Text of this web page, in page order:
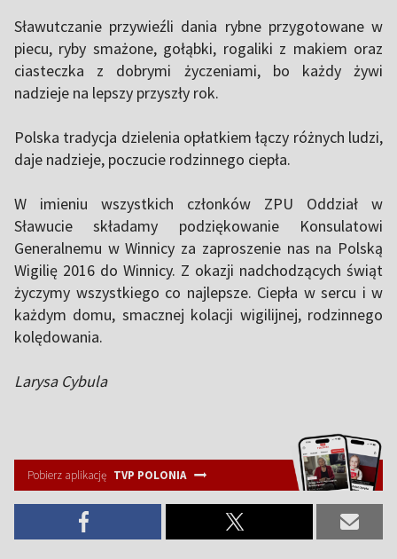
Sławutczanie przywieźli dania rybne przygotowane w
piecu, ryby smażone, gołąbki, rogaliki z makiem oraz
ciasteczka z dobrymi życzeniami, bo każdy żywi
nadzieje na lepszy przyszły rok.
Polska tradycja dzielenia opłatkiem łączy różnych ludzi,
daje nadzieje, poczucie rodzinnego ciepła.
W imieniu wszystkich członków ZPU Oddział w
Sławucie składamy podziękowanie Konsulatowi
Generalnemu w Winnicy za zaproszenie nas na Polską
Wigilię 2016 do Winnicy. Z okazji nadchodzących świąt
życzymy wszystkiego co najlepsze. Ciepła w sercu i w
każdym domu, smacznej kolacji wigilijnej, rodzinnego
kolędowania.
Larysa Cybula
Pobierz aplikację TVP POLONIA